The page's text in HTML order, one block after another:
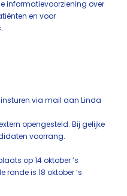
informatievoorziening over
en voor
via mail aan Linda
opengesteld. Bij gelijke
voorrang.
op 14 oktober ’s
is 18 oktober ‘s